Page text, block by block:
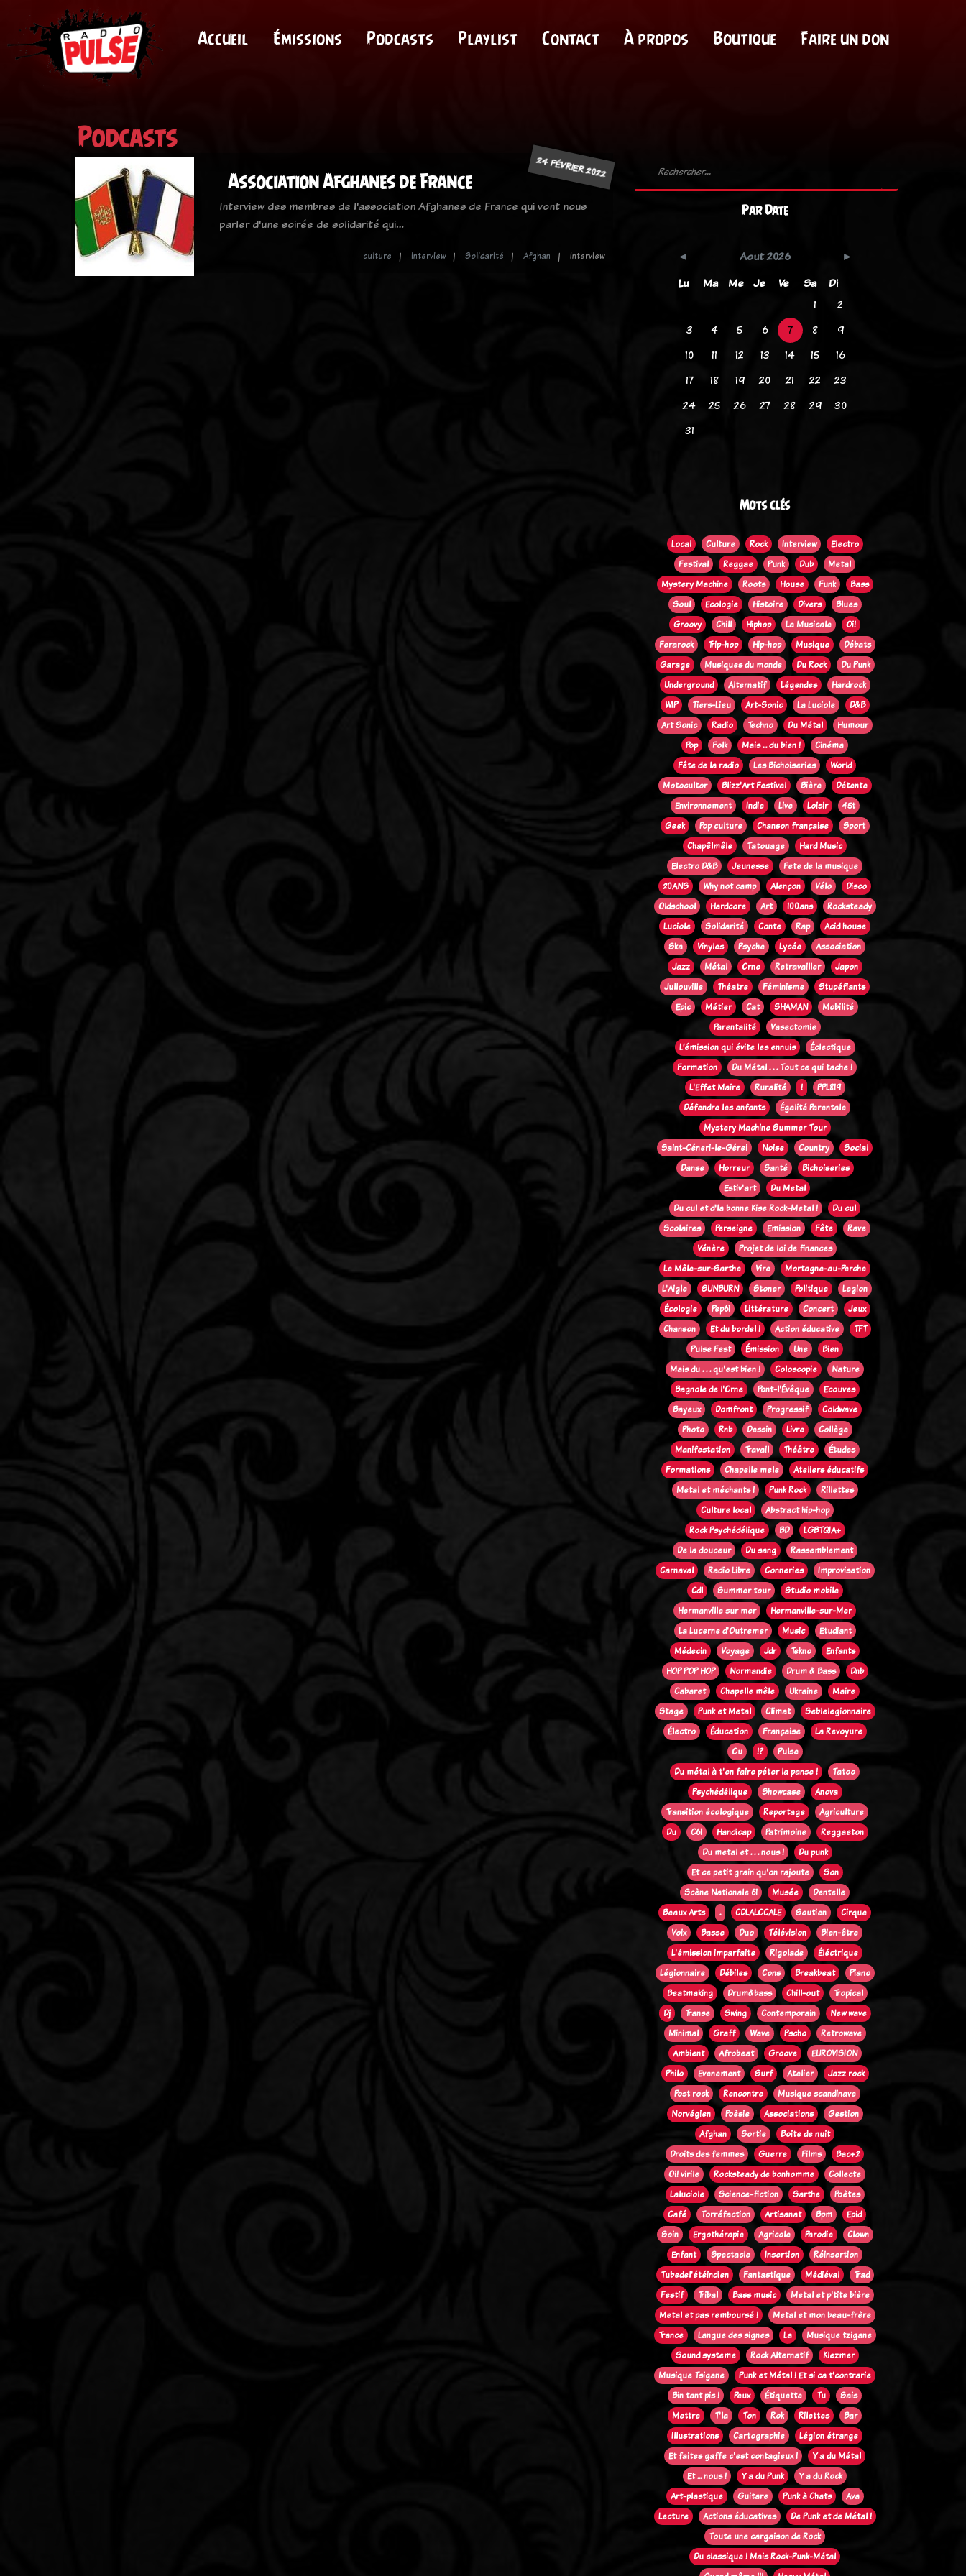
Accueil Émissions Podcasts Playlist Contact À propos Boutique Faire un don
Podcasts
24 FÉVRIER 2022
Association Afghanes de France
Interview des membres de l'association Afghanes de France qui vont nous
parler d'une soirée de solidarité qui…
culture interview Solidarité Afghan Interview
Par Date
Aout 2026
Lu
Ma Me Je Ve Sa
Di
1
2
3
4 5 6 7 8
9
10
11 12 13 14 15
16
17
18 19 20 21 22
23
24
25 26 27 28 29
30
31
Mots clés
Local Culture Rock Interview
Electro
Festival
Reggae Punk Dub
Metal
Mystery Machine
Roots House Funk
Bass
Soul
Ecologie Histoire Divers
Blues
Groovy
Chill Hiphop La Musicale
Oi!
Ferarock
Trip-hop Hip-hop Musique
Débats
Garage
Musiques du monde Du Rock
Du Punk
Underground
Alternatif Légendes
Hardrock
WIP
Tiers-Lieu Art-Sonic La Luciole
D&B
Art Sonic
Radio Techno Du Métal
Humour
Pop
Folk Mais ... du bien !
Cinéma
Fête de la radio
Les Bichoiseries
World
Motocultor
Blizz'Art Festival Bière
Détente
Environnement
Indie Live Loisir
45t
Geek
Pop culture Chanson française
Sport
Chapêlmêle
Tatouage
Hard Music
Electro D&B
Jeunesse
Fete de la musique
20ANS
Why not camp Alençon Vélo
Disco
Oldschool
Hardcore Art 100ans
Rocksteady
Luciole
Solidarité Conte Rap
Acid house
Ska
Vinyles Psyche Lycée
Association
Jazz
Métal Orne Retravailler
Japon
Jullouville
Théatre Féminisme
Stupéfiants
Epic
Métier Cat SHAMAN
Mobilité
Parentalité
Vasectomie
L’émission qui évite les ennuis
Éclectique
Formation
Du Métal . . . Tout ce qui tache !
L'Effet Maire
Ruralité !
PPL819
Défendre les enfants
Égalité Parentale
Mystery Machine Summer Tour
Saint-Céneri-le-Gérei
Noise Country
Social
Danse
Horreur Santé
Bichoiseries
Estiv'art
Du Metal
Du cul et d'la bonne Kise Rock-Metal !
Du cul
Scolaires
Perseigne Emission Fête
Rave
Vénère
Projet de loi de finances
Le Mêle-sur-Sarthe
Vire
Mortagne-au-Perche
L'Aigle
SUNBURN Stoner Politique
Legion
Écologie
Pep61 Littérature Concert
Jeux
Chanson
Et du bordel ! Action éducative
TFT
Pulse Fest
Émission Une
Bien
Mais du . . . qu'est bien !
Coloscopie
Nature
Bagnole de l'Orne
Pont-l'Évêque
Ecouves
Bayeux
Domfront Progressif
Coldwave
Photo
Rnb Dessin Livre
Collège
Manifestation
Travail Théâtre
Études
Formations
Chapelle mele
Ateliers éducatifs
Metal et méchants !
Punk Rock
Rillettes
Culture local
Abstract hip-hop
Rock Psychédélique
BD
LGBTQIA+
De la douceur
Du sang
Rassemblement
Carnaval
Radio Libre Conneries
Improvisation
Cdl
Summer tour
Studio mobile
Hermanville sur mer
Hermanville-sur-Mer
La Lucerne d'Outremer
Music
Etudiant
Médecin
Voyage Jdr Tekno
Enfants
HOP POP HOP
Normandie Drum & Bass
Dnb
Cabaret
Chapelle mêle Ukraine
Maire
Stage
Punk et Metal Climat
Seblelegionnaire
Électro
Éducation Française
La Revoyure
Ou
!?
Pulse
Du métal à t'en faire péter la panse !
Tatoo
Psychédélique
Showcase
Anova
Transition écologique
Reportage
Agriculture
Du
C61 Handicap Patrimoine
Reggaeton
Du metal et . . . nous !
Du punk
Et ce petit grain qu'on rajoute
Son
Scène Nationale 61
Musée
Dentelle
Beaux Arts
. CDLALOCALE Soutien
Cirque
Voix
Basse Duo Télévision
Bien-être
L'émission imparfaite
Rigolade
Éléctrique
Légionnaire
Débiles Cons Breakbeat
Piano
Beatmaking
Drum&bass Chill-out
Tropical
Dj
Transe Swing Contemporain
New wave
Minimal
Graff Wave Pscho
Retrowave
Ambient
Afrobeat Groove
EUROVISION
Philo
Evenement Surf Atelier
Jazz rock
Post rock
Rencontre
Musique scandinave
Norvégien
Poèsie Associations
Gestion
Afghan
Sortie
Boite de nuit
Droits des femmes
Guerre Films
Bac+2
Oi! virile
Rocksteady de bonhomme
Collecte
Laluciole
Science-fiction Sarthe
Poètes
Café
Torréfaction Artisanat Bpm
Epid
Soin
Ergothérapie Agricole Parodie
Clown
Enfant
Spectacle Insertion
Réinsertion
Tubedel'étéindien
Fantastique Médiéval
Trad
Festif
Tribal Bass music
Metal et p'tite bière
Metal et pas remboursé !
Metal et mon beau-frère
Trance
Langue des signes La
Musique tzigane
Sound systeme
Rock Alternatif
Klezmer
Musique Tsigane
Punk et Métal ! Et si ca t'contrarie
Bin tant pis !
Peux Étiquette Tu
Sais
Mettre
T'la Ton Rok Rilettes
Bar
Illustrations
Cartographie
Légion étrange
Et faites gaffe c'est contagieux !
Y a du Métal
Et ... nous !
Y a du Punk
Y a du Rock
Art-plastique
Guitare Punk à Chats
Ava
Lecture
Actions éducatives
De Punk et de Métal !
Toute une cargaison de Rock
Du classique ! Mais Rock-Punk-Métal